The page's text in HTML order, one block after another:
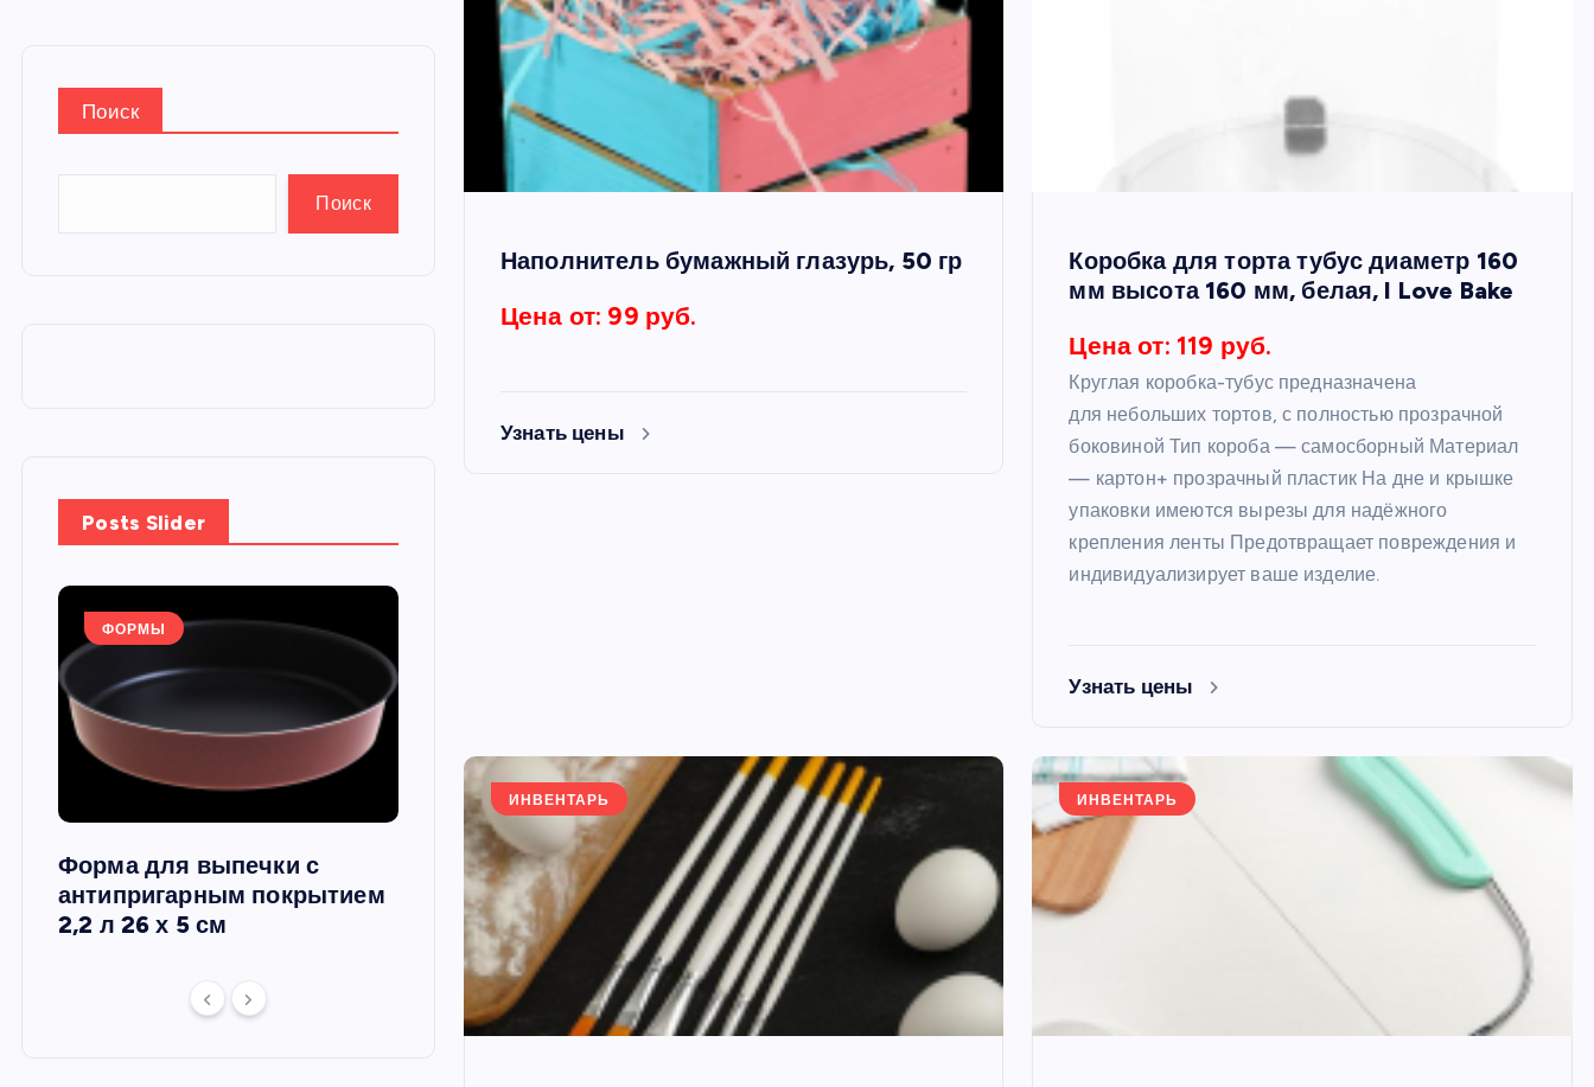
Поиск
Поиск
Posts Slider
ФОРМЫ
Форма для выпечки с
антипригарным покрытием
2,2 л 26 х 5 см
Силиконовая форма
круглая, 22 х 6 см
Силиконовая форма для
выпечки 9 ячеек, рифленые
кексики
Набор перфорированных
форм для выпечки диаметр
8,2 см, 6 шт
Форма для
мороженого
3 ячейки
Наполнитель бумажный глазурь, 50 гр
Цена от: 99 руб.
Узнать цены
Коробка для торта тубус диаметр 160
мм высота 160 мм, белая, I Love Bake
Цена от: 119 руб.
Круглая коробка-тубус предназначена
для небольших тортов, с полностью прозрачной
боковиной Тип короба — самосборный Материал
— картон+ прозрачный пластик На дне и крышке
упаковки имеются вырезы для надёжного
крепления ленты Предотвращает повреждения и
индивидуализирует ваше изделие.
Узнать цены
ИНВЕНТАРЬ ИНВЕНТАРЬ